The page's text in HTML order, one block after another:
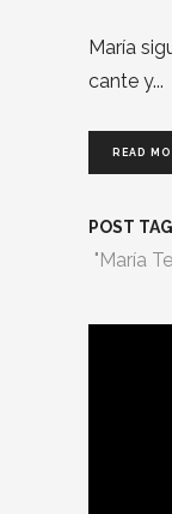
María
cante y
READ
POST
"María